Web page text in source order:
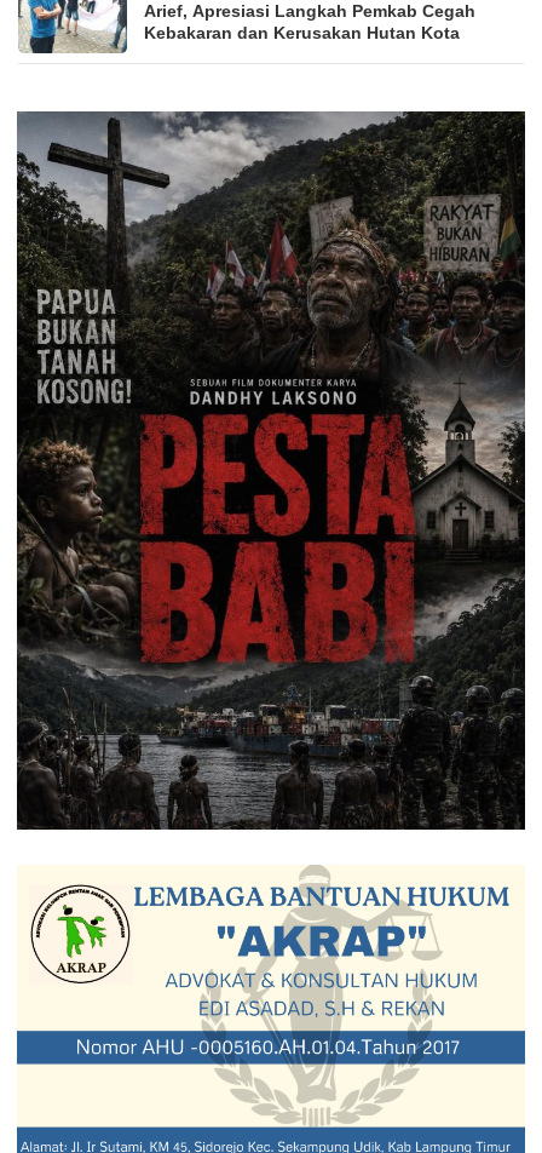
Arief, Apresiasi Langkah Pemkab Cegah
Kebakaran dan Kerusakan Hutan Kota